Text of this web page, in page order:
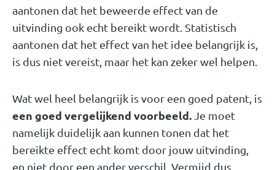
aantonen dat het beweerde effect van de
uitvinding ook echt bereikt wordt. Statistisch
aantonen dat het effect van het idee belangrijk is,
is dus niet vereist, maar het kan zeker wel helpen.
Wat wel heel belangrijk is voor een goed patent, is
een goed vergelijkend voorbeeld. Je moet
namelijk duidelijk aan kunnen tonen dat het
bereikte effect echt komt door jouw uitvinding,
en niet door een ander verschil. Vermijd dus